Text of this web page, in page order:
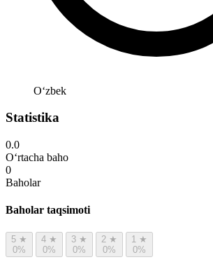
Oʻzbek
Statistika
0.0
O‘rtacha baho
0
Baholar
Baholar taqsimoti
5 ★
0%
4 ★
0%
3 ★
0%
2 ★
0%
1 ★
0%